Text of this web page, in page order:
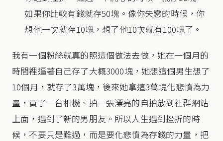
如果你比較有錢就存50塊。像你失戀的時候，你
想他一次就存10塊，想了他10次就有100塊了。
我有一個粉絲就真的照這個做法去做，她在一個月的
時間裡逼著自己存了大概3000塊，她想這個男生想了
10個月，就存了3萬塊，後來她拿這3萬塊化悲憤為力
量，買了一台相機、拍一張漂亮的自拍放到社群網站
上面，遇到了新的男朋友。所以人生遇到挫折的時
候，不要只是難過，而是要化悲憤為存錢的力量，把